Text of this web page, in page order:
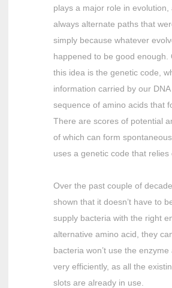
plays a major role in evolution,
always alternate paths that
simply because whatever
happened to be good enough.
this idea is the genetic code,
information carried by our
sequence of amino acids that
There are scores of potential
of which can form
uses a genetic code that relies
Over the past couple of
shown that it doesn’t have to
supply bacteria with the right
alternative amino acid, they
bacteria won’t use the
very efficiently, as all the
slots are already in use.